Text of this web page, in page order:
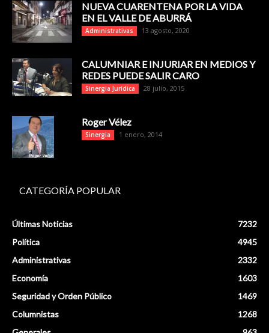
NUEVA CUARENTENA POR LA VIDA
EN EL VALLE DE ABURRÁ
Administrativas 13 agosto, 2020
CALUMNIAR E INJURIAR EN MEDIOS Y
REDES PUEDE SALIR CARO
Sinergia Jurídica 28 julio, 2015
Roger Vélez
Sinergia 1 enero, 2014
CATEGORÍA POPULAR
Últimas Noticias
7232
Política
4945
Administrativas
2332
Economía
1603
Seguridad y Orden Público
1469
Columnistas
1268